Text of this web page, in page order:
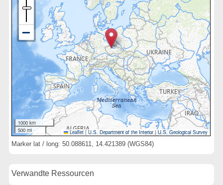
1000 km
500 mi
Leaflet | U.S. Department of the Interior|U.S. Geological Survey
Marker lat / long: 50.088611, 14.421389 (WGS84)
Verwandte Ressourcen